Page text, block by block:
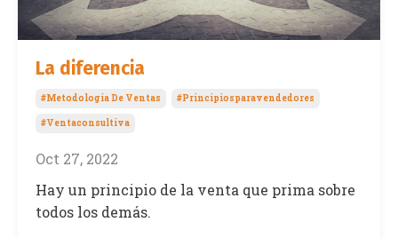
La diferencia
#metodologia De Ventas #principiosparavendedores
#ventaconsultiva
Oct 27, 2022
Hay un principio de la venta que prima sobre
todos los demás.